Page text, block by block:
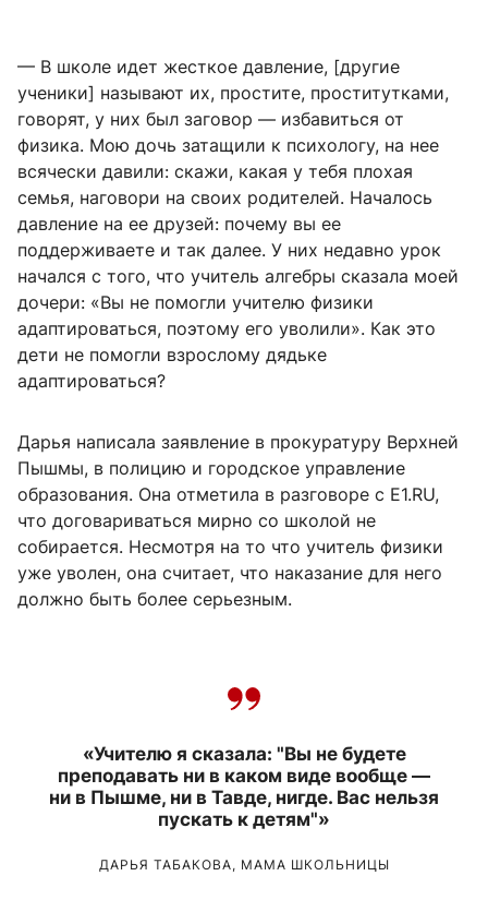
— В школе идет жесткое давление, [другие
ученики] называют их, простите, проститутками,
говорят, у них был заговор — избавиться от
физика. Мою дочь затащили к психологу, на нее
всячески давили: скажи, какая у тебя плохая
семья, наговори на своих родителей. Началось
давление на ее друзей: почему вы ее
поддерживаете и так далее. У них недавно урок
начался с того, что учитель алгебры сказала моей
дочери: «Вы не помогли учителю физики
адаптироваться, поэтому его уволили». Как это
дети не помогли взрослому дядьке
адаптироваться?
Дарья написала заявление в прокуратуру Верхней
Пышмы, в полицию и городское управление
образования. Она отметила в разговоре с E1.RU,
что договариваться мирно со школой не
собирается. Несмотря на то что учитель физики
уже уволен, она считает, что наказание для него
должно быть более серьезным.
«Учителю я сказала: "Вы не будете
преподавать ни в каком виде вообще —
ни в Пышме, ни в Тавде, нигде. Вас нельзя
пускать к детям"»
ДАРЬЯ ТАБАКОВА, МАМА ШКОЛЬНИЦЫ